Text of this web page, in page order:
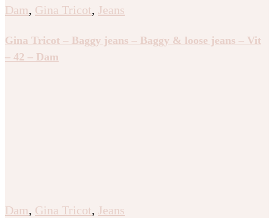
Dam, Gina Tricot, Jeans
Gina Tricot – Baggy jeans – Baggy & loose jeans – Vit
– 42 – Dam
Dam, Gina Tricot, Jeans